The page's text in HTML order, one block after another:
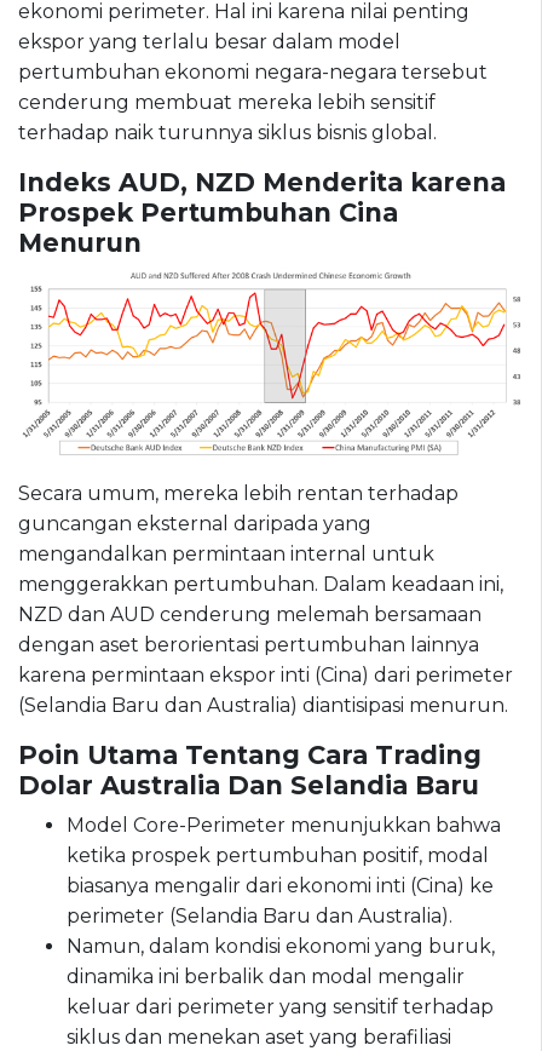
ekonomi perimeter. Hal ini karena nilai penting
ekspor yang terlalu besar dalam model
pertumbuhan ekonomi negara-negara tersebut
cenderung membuat mereka lebih sensitif
terhadap naik turunnya siklus bisnis global.
Indeks AUD, NZD Menderita karena
Prospek Pertumbuhan Cina
Menurun
Secara umum, mereka lebih rentan terhadap
guncangan eksternal daripada yang
mengandalkan permintaan internal untuk
menggerakkan pertumbuhan. Dalam keadaan ini,
NZD dan AUD cenderung melemah bersamaan
dengan aset berorientasi pertumbuhan lainnya
karena permintaan ekspor inti (Cina) dari perimeter
(Selandia Baru dan Australia) diantisipasi menurun.
Poin Utama Tentang Cara Trading
Dolar Australia Dan Selandia Baru
Model Core-Perimeter menunjukkan bahwa
ketika prospek pertumbuhan positif, modal
biasanya mengalir dari ekonomi inti (Cina) ke
perimeter (Selandia Baru dan Australia).
Namun, dalam kondisi ekonomi yang buruk,
dinamika ini berbalik dan modal mengalir
keluar dari perimeter yang sensitif terhadap
siklus dan menekan aset yang berafiliasi